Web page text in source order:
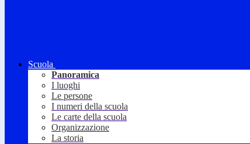
Scuola
Panoramica
I luoghi
Le persone
I numeri della scuola
Le carte della scuola
Organizzazione
La storia